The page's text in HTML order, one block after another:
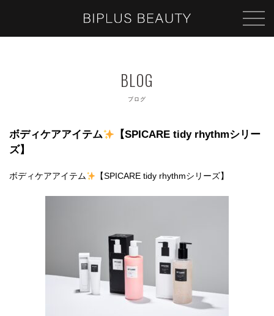
ブログ
ボディケアアイテム
【SPICARE tidy rhythmシリー
ズ】
ボディケアアイテム 【SPICARE tidy rhythmシリーズ】